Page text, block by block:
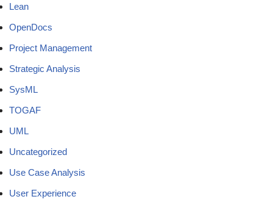
Lean
OpenDocs
Project Management
Strategic Analysis
SysML
TOGAF
UML
Uncategorized
Use Case Analysis
User Experience